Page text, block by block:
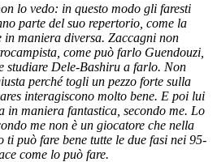
lo vedo: in questo modo gli faresti
parte del suo repertorio, come la
in maniera diversa. Zaccagni non
come può farlo Guendouzi,
studiare Dele-Bashiru a farlo. Non
perché togli un pezzo forte sulla
interagiscono molto bene. E poi lui
in maniera fantastica, secondo me. Lo
me non è un giocatore che nella
può fare bene tutte le due fasi nei 95-
come lo può fare.